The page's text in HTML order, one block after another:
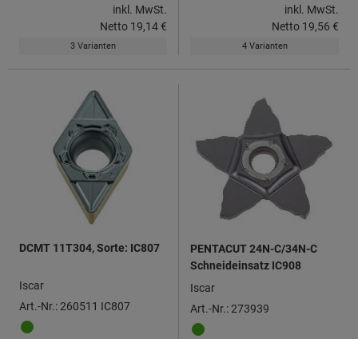
inkl. MwSt.
Netto 19,14 €
3 Varianten
inkl. MwSt.
Netto 19,56 €
4 Varianten
DCMT 11T304, Sorte: IC807
Iscar
Art.-Nr.: 260511 IC807
PENTACUT 24N-C/34N-C
Schneideinsatz IC908
Iscar
Art.-Nr.: 273939